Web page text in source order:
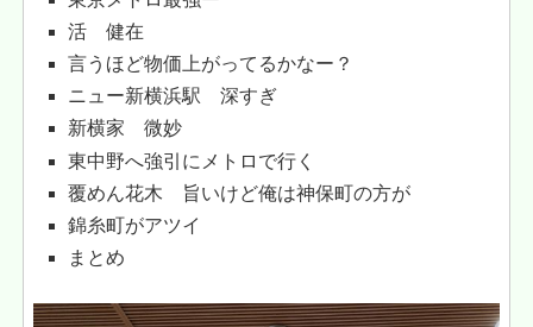
活 健在
言うほど物価上がってるかなー？
ニュー新横浜駅 深すぎ
新横家 微妙
東中野へ強引にメトロで行く
覆めん花木 旨いけど俺は神保町の方が
錦糸町がアツイ
まとめ